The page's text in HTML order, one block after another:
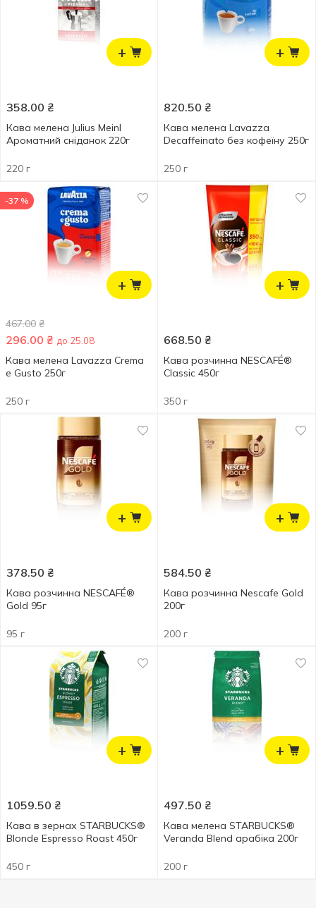
+
358.00 ₴
Кава мелена Julius Meinl
Ароматний сніданок 220г
220 г
+
820.50 ₴
Кава мелена Lavazza
Deсaffeinato без кофеїну 250г
250 г
+
-37 %
467.00 ₴
296.00 ₴ до 25.08
Кава мелена Lavazza Crema
e Gusto 250г
250 г
+
668.50 ₴
Кава розчинна NESCAFÉ®
Classic 450г
350 г
+
378.50 ₴
Кава розчинна NESCAFÉ®
Gold 95г
95 г
+
584.50 ₴
Кава розчинна Nescafe Gold
200г
200 г
+
1059.50 ₴
Кава в зернах STARBUCKS®
Blonde Espresso Roast 450г
450 г
+
497.50 ₴
Кава мелена STARBUCKS®
Veranda Blend арабіка 200г
200 г